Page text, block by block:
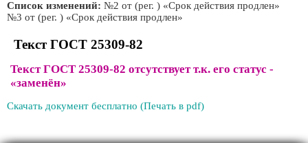
Список изменений: №2 от (рег. ) «Срок действия продлен»
№3 от (рег. ) «Срок действия продлен»
Текст ГОСТ 25309-82
Текст ГОСТ 25309-82 отсутствует т.к. его статус -
«заменён»
Скачать документ бесплатно (Печать в pdf)